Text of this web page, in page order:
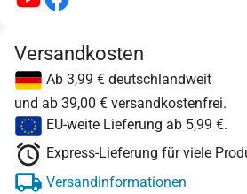
Versandkosten
Ab 3,99 € deutschlandweit
und ab 39,00 € versandkostenfrei.
EU-weite Lieferung ab 5,99 €.
Express-Lieferung für viele
Versandinformationen